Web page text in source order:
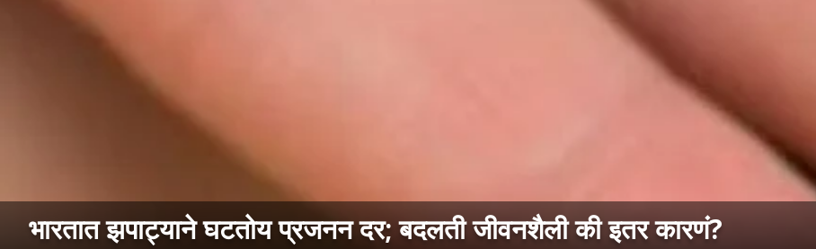
भारतात झपाट्याने घटतोय प्रजनन दर; बदलती जीवनशैली की इतर कारणं?